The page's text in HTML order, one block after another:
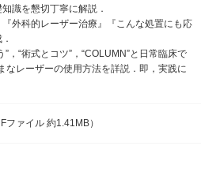
識を懇切丁寧に解説．
外科的レーザー治療』『こんな処置にも応
，“術式とコツ”，“COLUMN”と日常臨床で
なレーザーの使用方法を詳説．即，実践に
ファイル 約1.41MB）